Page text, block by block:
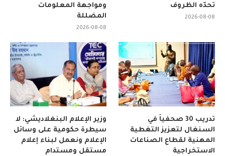
ومواجهة المعلومات
المضللة
2026-08-08
تحدّه الظروف
2026-08-08
وزير الإعلام البنغلاديشي: لا
سيطرة حكومية على وسائل
الإعلام ونعمل لبناء إعلام
مستقل ومستدام
تدريب 30 صحفياً في
السنغال لتعزيز التغطية
المهنية لقطاع الصناعات
الاستخراجية